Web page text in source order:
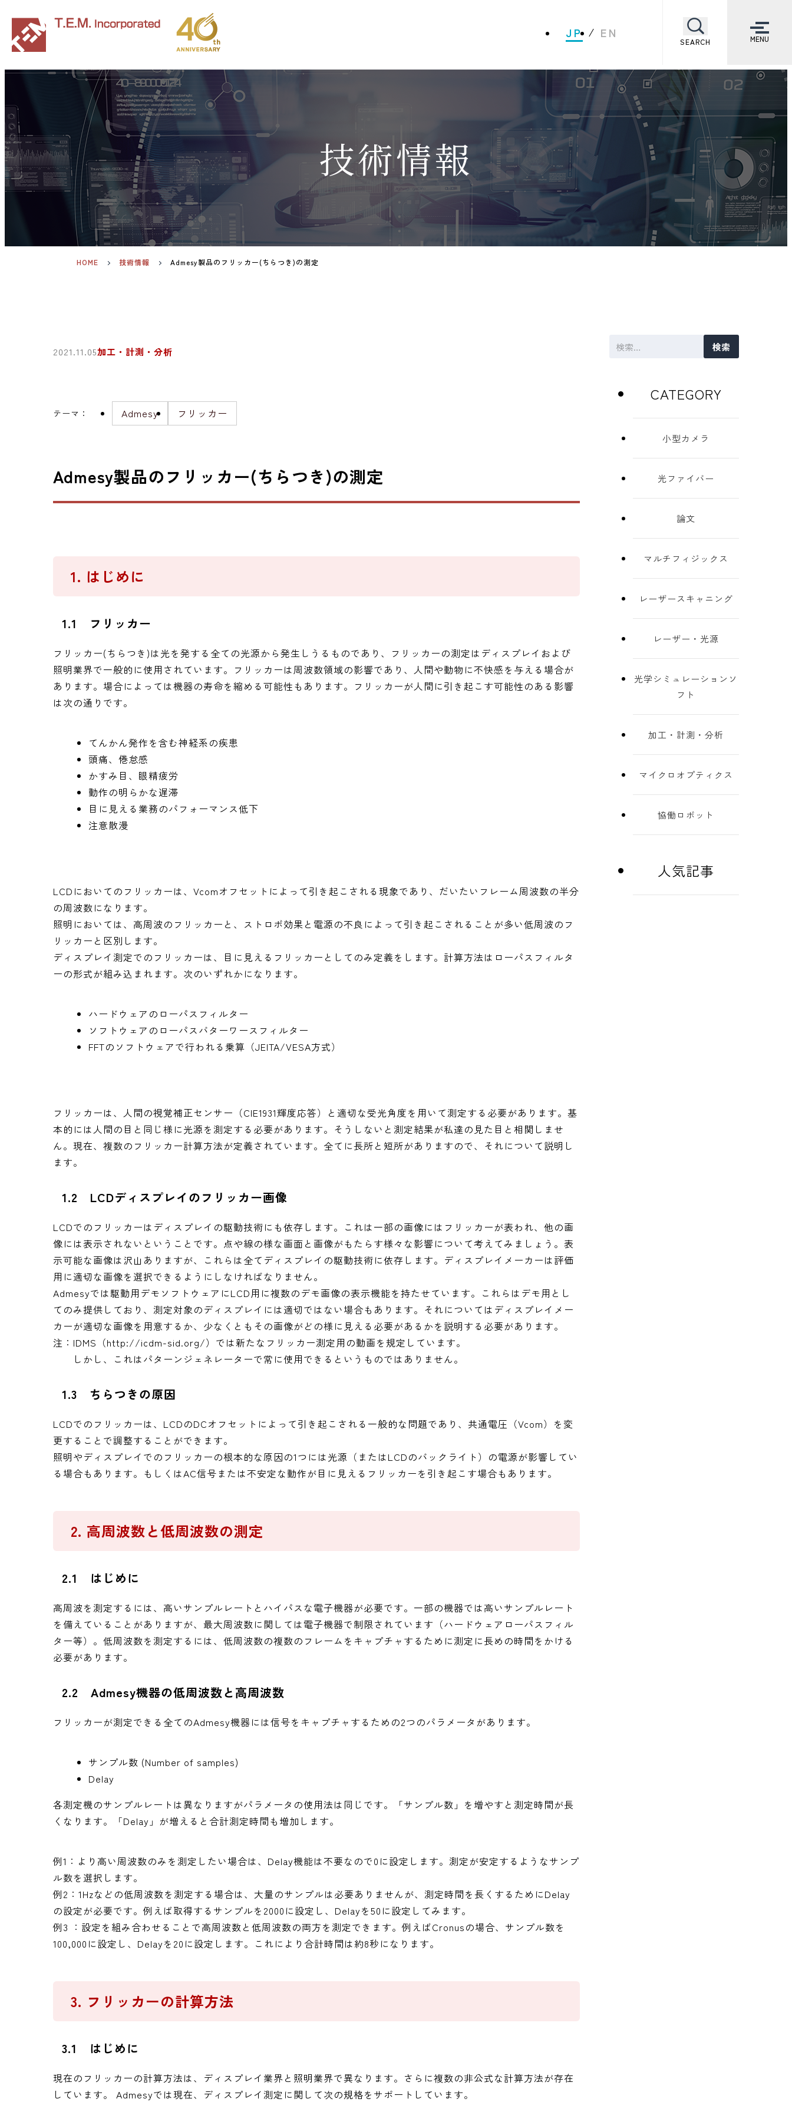
JP EN
SEARCH MENU
技術情報
HOME 技術情報 Admesy製品のフリッカー(ちらつき)の測定
2021.11.05加工・計測・分析
テーマ ： Admesy フリッカー
Admesy製品のフリッカー(ちらつき)の測定
1. はじめに
1.1 フリッカー
フリッカー(ちらつき)は光を発する全ての光源から発生しうるものであり、フリッカーの測定はディスプレイおよび
照明業界で一般的に使用されています。フリッカーは周波数領域の影響であり、人間や動物に不快感を与える場合が
あります。場合によっては機器の寿命を縮める可能性もあります。フリッカーが人間に引き起こす可能性のある影響
は次の通りです。
てんかん発作を含む神経系の疾患
頭痛、倦怠感
かすみ目、眼精疲労
動作の明らかな遅滞
目に見える業務のパフォーマンス低下
注意散漫
LCDにおいてのフリッカーは、Vcomオフセットによって引き起こされる現象であり、だいたいフレーム周波数の半分
の周波数になります。
照明においては、高周波のフリッカーと、ストロボ効果と電源の不良によって引き起こされることが多い低周波のフ
リッカーと区別します。
ディスプレイ測定でのフリッカーは、目に見えるフリッカーとしてのみ定義をします。計算方法はローパスフィルタ
ーの形式が組み込まれます。次のいずれかになります。
ハードウェアのローパスフィルター
ソフトウェアのローパスバターワースフィルター
FFTのソフトウェアで行われる乗算（JEITA/VESA方式）
フリッカーは、人間の視覚補正センサー（CIE1931輝度応答）と適切な受光角度を用いて測定する必要があります。基
本的には人間の目と同じ様に光源を測定する必要があります。そうしないと測定結果が私達の見た目と相関しませ
ん。現在、複数のフリッカー計算方法が定義されています。全てに長所と短所がありますので、それについて説明し
ます。
1.2 LCDディスプレイのフリッカー画像
LCDでのフリッカーはディスプレイの駆動技術にも依存します。これは一部の画像にはフリッカーが表われ、他の画
像には表示されないということです。点や線の様な画面と画像がもたらす様々な影響について考えてみましょう。表
示可能な画像は沢山ありますが、これらは全てディスプレイの駆動技術に依存します。ディスプレイメーカーは評価
用に適切な画像を選択できるようにしなければなりません。
Admesyでは駆動用デモソフトウェアにLCD用に複数のデモ画像の表示機能を持たせています。これらはデモ用とし
てのみ提供しており、測定対象のディスプレイには適切ではない場合もあります。それについてはディスプレイメー
カーが適切な画像を用意するか、少なくともその画像がどの様に見える必要があるかを説明する必要があります。
注：IDMS（http://icdm-sid.org/）では新たなフリッカー測定用の動画を規定しています。
しかし、これはパターンジェネレーターで常に使用できるというものではありません。
1.3 ちらつきの原因
LCDでのフリッカーは、LCDのDCオフセットによって引き起こされる一般的な問題であり、共通電圧（Vcom）を変
更することで調整することができます。
照明やディスプレイでのフリッカーの根本的な原因の1つには光源（またはLCDのバックライト）の電源が影響してい
る場合もあります。もしくはAC信号または不安定な動作が目に見えるフリッカーを引き起こす場合もあります。
2. 高周波数と低周波数の測定
2.1 はじめに
高周波を測定するには、高いサンプルレートとハイパスな電子機器が必要です。一部の機器では高いサンプルレート
を備えていることがありますが、最大周波数に関しては電子機器で制限されています（ハードウェアローパスフィル
ター等）。低周波数を測定するには、低周波数の複数のフレームをキャプチャするために測定に長めの時間をかける
必要があります。
2.2 Admesy機器の低周波数と高周波数
フリッカーが測定できる全てのAdmesy機器には信号をキャプチャするための2つのパラメータがあります。
サンプル数 (Number of samples)
Delay
各測定機のサンプルレートは異なりますがパラメータの使用法は同じです。「サンプル数」を増やすと測定時間が長
くなります。「Delay」が増えると合計測定時間も増加します。
例1：より高い周波数のみを測定したい場合は、Delay機能は不要なので0に設定します。測定が安定するようなサンプ
ル数を選択します。
例2：1Hzなどの低周波数を測定する場合は、大量のサンプルは必要ありませんが、測定時間を長くするためにDelay
の設定が必要です。例えば取得するサンプルを2000に設定し、Delayを50に設定してみます。
例3 ：設定を組み合わせることで高周波数と低周波数の両方を測定できます。例えばCronusの場合、サンプル数を
100,000に設定し、Delayを20に設定します。これにより合計時間は約8秒になります。
3. フリッカーの計算方法
3.1 はじめに
現在のフリッカーの計算方法は、ディスプレイ業界と照明業界で異なります。さらに複数の非公式な計算方法が存在
しています。 Admesyでは現在、ディスプレイ測定に関して次の規格をサポートしています。
検
CATEGORY
小型カメラ
光ファイバー
論文
マルチフィジックス
レーザースキャニング
レーザー・光源
光学シミュレーションソ
フト
加工・計測・分析
マイクロオプティクス
協働ロボット
人気記事